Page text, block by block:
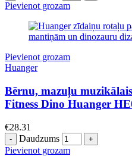
Pievienot grozam
Pievienot grozam
Huanger
Bērnu, mazuļu
Fitness Dino Huanger
€28.31
Daudzums
Pievienot grozam